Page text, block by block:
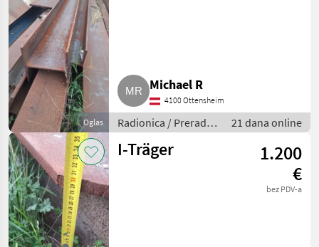
Oglas
Michael R
4100 Ottensheim
Radionica / Prerada
metala
21 dana online
I-Träger
1.200
€
bez PDV-a